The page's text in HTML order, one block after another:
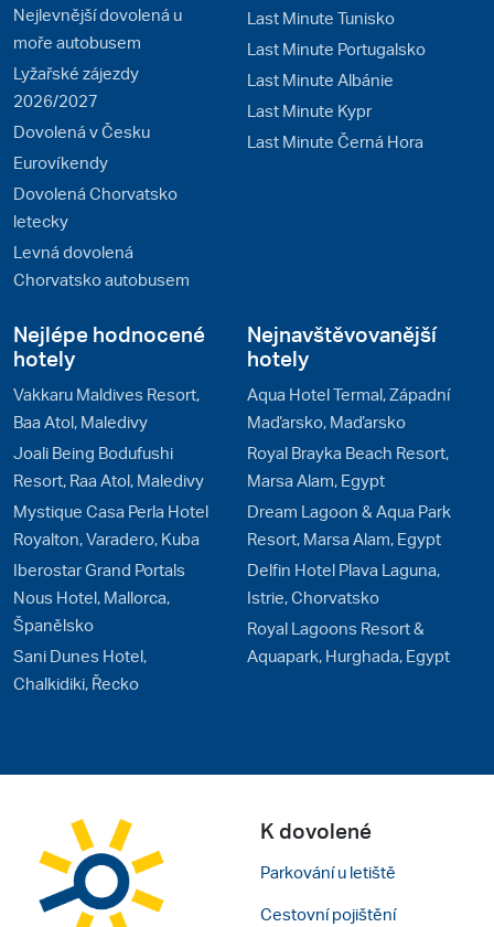
Nejlevnější dovolená u
moře autobusem
Lyžařské zájezdy
2026/2027
Dovolená v Česku
Eurovíkendy
Dovolená Chorvatsko
letecky
Levná dovolená
Chorvatsko autobusem
Last Minute Tunisko
Last Minute Portugalsko
Last Minute Albánie
Last Minute Kypr
Last Minute Černá Hora
Nejlépe hodnocené
hotely
Vakkaru Maldives Resort,
Baa Atol, Maledivy
Joali Being Bodufushi
Resort, Raa Atol, Maledivy
Mystique Casa Perla Hotel
Royalton, Varadero, Kuba
Iberostar Grand Portals
Nous Hotel, Mallorca,
Španělsko
Sani Dunes Hotel,
Chalkidiki, Řecko
Nejnavštěvovanější
hotely
Aqua Hotel Termal, Západní
Maďarsko, Maďarsko
Royal Brayka Beach Resort,
Marsa Alam, Egypt
Dream Lagoon & Aqua Park
Resort, Marsa Alam, Egypt
Delfin Hotel Plava Laguna,
Istrie, Chorvatsko
Royal Lagoons Resort &
Aquapark, Hurghada, Egypt
K dovolené
Parkování u letiště
Cestovní pojištění